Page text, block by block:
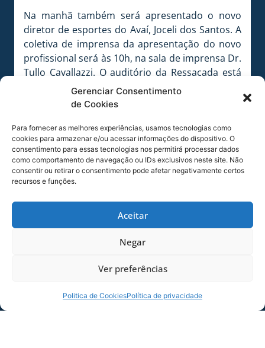
Gerenciar Consentimento
de Cookies
Para fornecer as melhores experiências, usamos tecnologias como
cookies para armazenar e/ou acessar informações do dispositivo. O
consentimento para essas tecnologias nos permitirá processar dados
como comportamento de navegação ou IDs exclusivos neste site. Não
consentir ou retirar o consentimento pode afetar negativamente certos
recursos e funções.
Aceitar
Negar
Ver preferências
Politica de CookiesPolítica de privacidade
Na manhã também será apresentado o novo
diretor de esportes do Avaí, Joceli dos Santos. A
coletiva de imprensa da apresentação do novo
profissional será às 10h, na sala de imprensa Dr.
Tullo Cavallazzi. O auditório da Ressacada está
ocupado no momento com o Bazar da Avaí
Store, que tem data para acontecer no local até
Confira o áudio da coletiva do preparador
físico, Alexandre Irineu:
Tocador
áudio
00:00
Foto: André Palma Ribeiro/Avaí F. C.
Foto: André Palma Ribeiro/Avaí F. C.